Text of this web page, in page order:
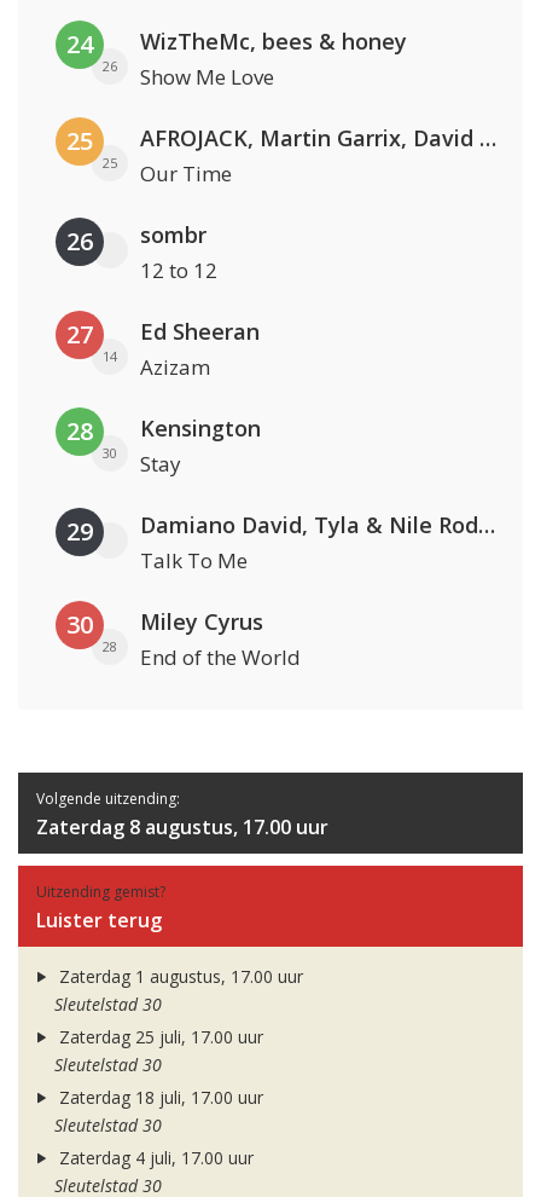
24
26
WizTheMc, bees & honey
Show Me Love
25
25
AFROJACK, Martin Garrix, David Guetta & Amél
Our Time
26 sombr
12 to 12
27
14
Ed Sheeran
Azizam
28
30
Kensington
Stay
29 Damiano David, Tyla & Nile Rodgers
Talk To Me
30
28
Miley Cyrus
End of the World
Volgende uitzending:
Zaterdag 8 augustus, 17.00 uur
Uitzending gemist?
Luister terug
Zaterdag 1 augustus, 17.00 uur
Sleutelstad 30
Zaterdag 25 juli, 17.00 uur
Sleutelstad 30
Zaterdag 18 juli, 17.00 uur
Sleutelstad 30
Zaterdag 4 juli, 17.00 uur
Sleutelstad 30